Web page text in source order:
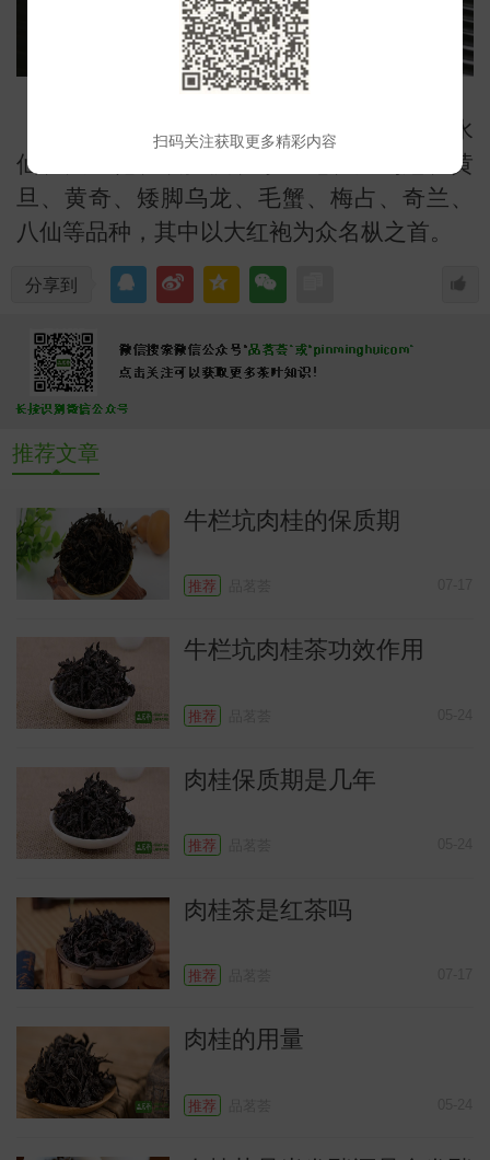
扫码关注获取更多精彩内容
常
识
岩茶是乌龙茶的一大分支，包括肉桂、水
仙、大红袍、铁罗汉、水金龟、白鸡冠、黄
旦、黄奇、矮脚乌龙、毛蟹、梅占、奇兰、
八仙等品种，其中以大红袍为众名枞之首。
分享到
推荐文章
牛栏坑肉桂的保质期
推荐
牛栏坑肉桂茶功效作用
推荐
肉桂保质期是几年
推荐
肉桂茶是红茶吗
推荐
肉桂的用量
推荐